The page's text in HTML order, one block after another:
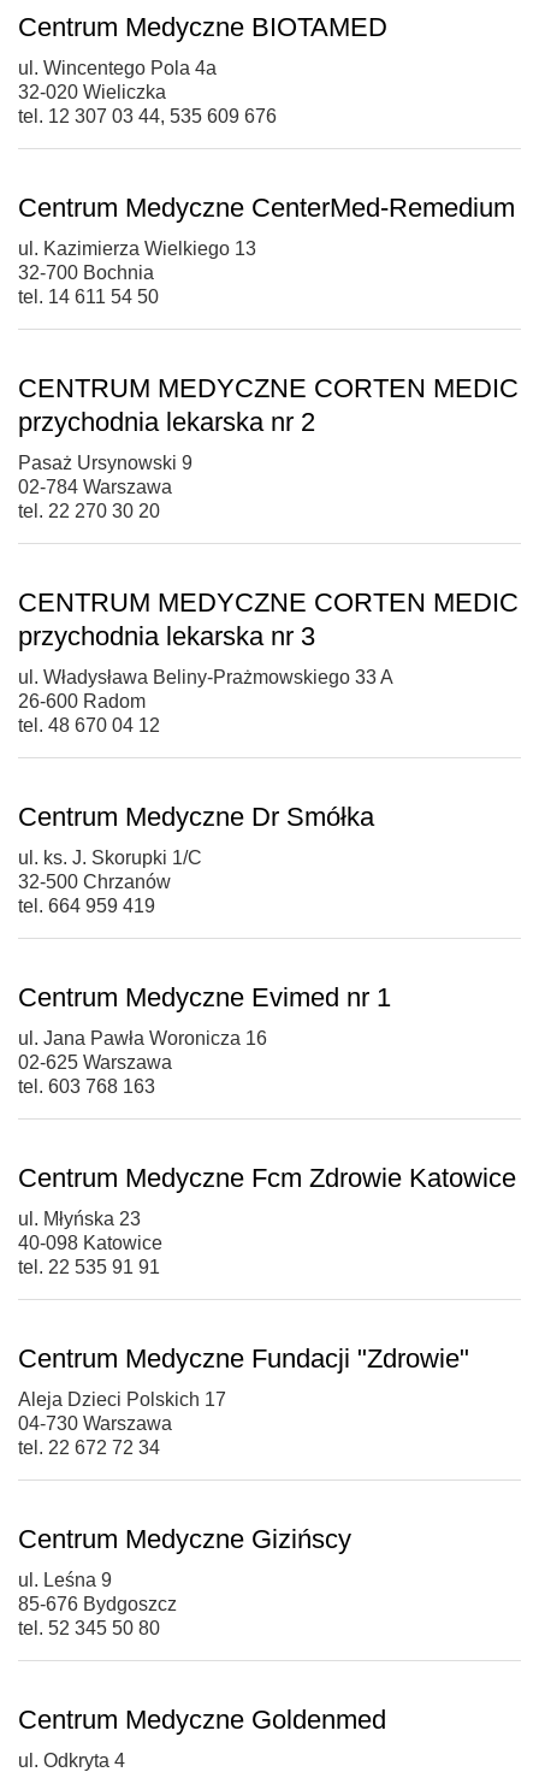
Centrum Medyczne BIOTAMED
ul. Wincentego Pola 4a
32-020 Wieliczka
tel. 12 307 03 44, 535 609 676
Centrum Medyczne CenterMed-Remedium
ul. Kazimierza Wielkiego 13
32-700 Bochnia
tel. 14 611 54 50
CENTRUM MEDYCZNE CORTEN MEDIC
przychodnia lekarska nr 2
Pasaż Ursynowski 9
02-784 Warszawa
tel. 22 270 30 20
CENTRUM MEDYCZNE CORTEN MEDIC
przychodnia lekarska nr 3
ul. Władysława Beliny-Prażmowskiego 33 A
26-600 Radom
tel. 48 670 04 12
Centrum Medyczne Dr Smółka
ul. ks. J. Skorupki 1/C
32-500 Chrzanów
tel. 664 959 419
Centrum Medyczne Evimed nr 1
ul. Jana Pawła Woronicza 16
02-625 Warszawa
tel. 603 768 163
Centrum Medyczne Fcm Zdrowie Katowice
ul. Młyńska 23
40-098 Katowice
tel. 22 535 91 91
Centrum Medyczne Fundacji "Zdrowie"
Aleja Dzieci Polskich 17
04-730 Warszawa
tel. 22 672 72 34
Centrum Medyczne Gizińscy
ul. Leśna 9
85-676 Bydgoszcz
tel. 52 345 50 80
Centrum Medyczne Goldenmed
ul. Odkryta 4